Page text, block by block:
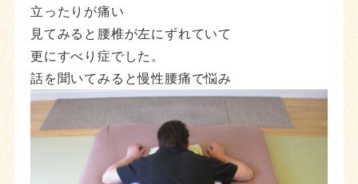
立ったりが痛い
見てみると腰椎が左にずれていて
更にすべり症でした。
話を聞いてみると慢性腰痛で悩み